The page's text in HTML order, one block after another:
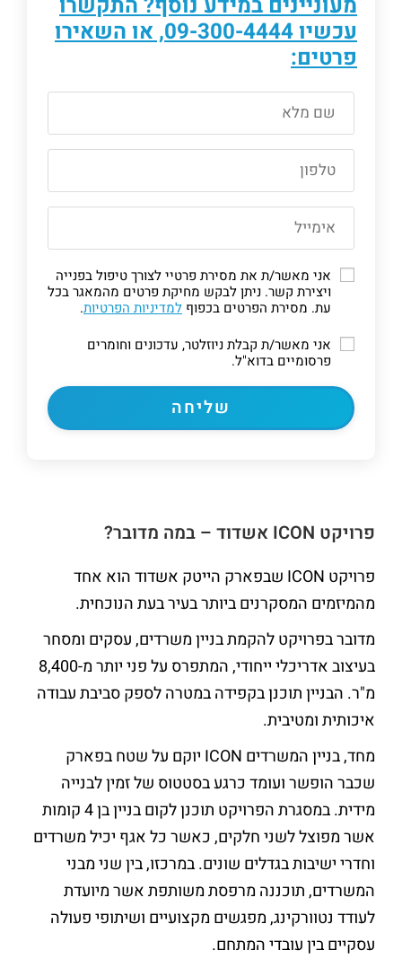
עכשיו09-300-4444, או השאירו
פרטים:
אני מאשר/ת את מסירת פרטיי לצורך טיפול בפנייה
ויצירת קשר. ניתן לבקש מחיקת פרטים מהמאגר בכל
עת. מסירת הפרטים בכפוף למדיניות הפרטיות.
אני מאשר/ת קבלת ניוזלטר, עדכונים וחומרים
פרסומיים בדוא"ל.
פרויקט ICON אשדוד – במה מדובר?
פרויקט ICON שבפארק הייטק אשדוד הוא אחד
מהמיזמים המסקרנים ביותר בעיר בעת הנוכחית.
מדובר בפרויקט להקמת בניין משרדים, עסקים ומסחר
בעיצוב אדריכלי ייחודי, המתפרס על פני יותר מ-8,400
מ"ר. הבניין תוכנן בקפידה במטרה לספק סביבת עבודה
איכותית ומטיבית.
מחד, בניין המשרדים ICON יוקם על שטח בפארק
שכבר הופשר ועומד כרגע בסטטוס של זמין לבנייה
מידית. במסגרת הפרויקט תוכנן לקום בניין בן 4 קומות
אשר מפוצל לשני חלקים, כאשר כל אגף יכיל משרדים
וחדרי ישיבות בגדלים שונים. במרכזו, בין שני מבני
המשרדים, תוכננה מרפסת משותפת אשר מיועדת
לעודד נטוורקינג, מפגשים מקצועיים ושיתופי פעולה
עסקיים בין עובדי המתחם.